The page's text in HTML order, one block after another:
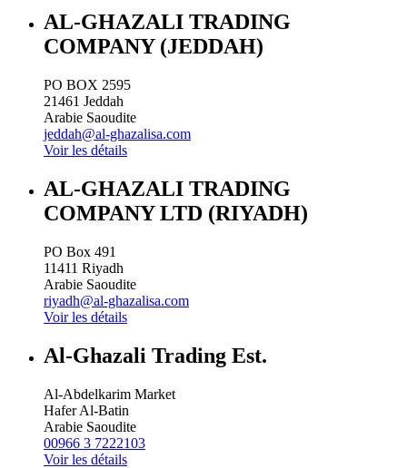
AL-GHAZALI TRADING
COMPANY (JEDDAH)
PO BOX 2595
21461 Jeddah
Arabie Saoudite
jeddah@al-ghazalisa.com
Voir les détails
AL-GHAZALI TRADING
COMPANY LTD (RIYADH)
PO Box 491
11411 Riyadh
Arabie Saoudite
riyadh@al-ghazalisa.com
Voir les détails
Al-Ghazali Trading Est.
Al-Abdelkarim Market
Hafer Al-Batin
Arabie Saoudite
00966 3 7222103
Voir les détails